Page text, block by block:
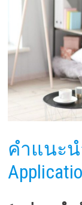
คำแนะน